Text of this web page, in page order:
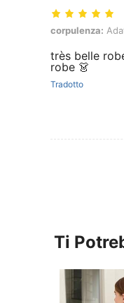
corpulenza:
corpulenza:
très belle
robe 👗
Tradotto
Ti